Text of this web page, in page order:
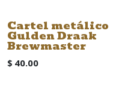
Cartel metálico
Gulden Draak
Brewmaster
$ 40.00